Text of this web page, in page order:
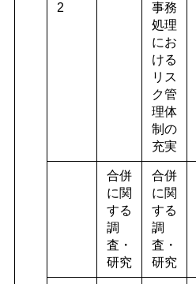
2
事務
処理
にお
ける
リス
ク管
理体
制の
充実
合併
に関
する
調
査・
研究
合併
に関
する
調
査・
研究